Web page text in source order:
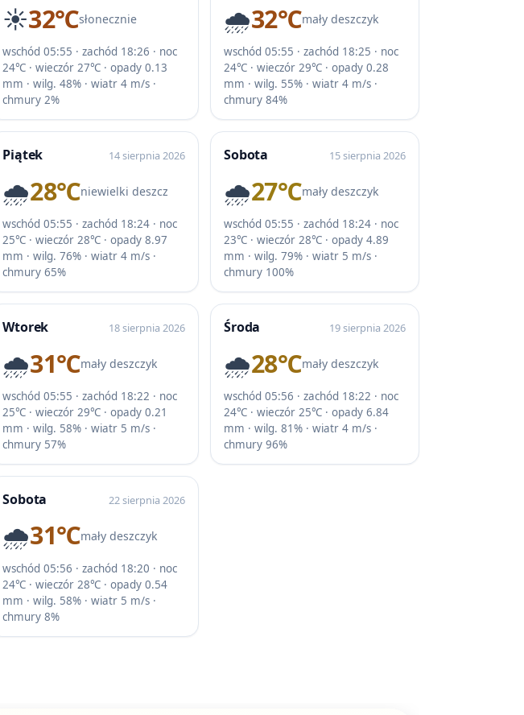
☀️32℃słonecznie
wschód 05:55 · zachód 18:26 · noc
24℃ · wieczór 27℃ · opady 0.13
mm · wilg. 48% · wiatr 4 m/s ·
chmury 2%
🌧️32℃mały deszczyk
wschód 05:55 · zachód 18:25 · noc
24℃ · wieczór 29℃ · opady 0.28
mm · wilg. 55% · wiatr 4 m/s ·
chmury 84%
Piątek 14 sierpnia 2026
🌧️28℃niewielki deszcz
wschód 05:55 · zachód 18:24 · noc
25℃ · wieczór 28℃ · opady 8.97
mm · wilg. 76% · wiatr 4 m/s ·
chmury 65%
Sobota 15 sierpnia 2026
🌧️27℃mały deszczyk
wschód 05:55 · zachód 18:24 · noc
23℃ · wieczór 28℃ · opady 4.89
mm · wilg. 79% · wiatr 5 m/s ·
chmury 100%
Wtorek 18 sierpnia 2026
🌧️31℃mały deszczyk
wschód 05:55 · zachód 18:22 · noc
25℃ · wieczór 29℃ · opady 0.21
mm · wilg. 58% · wiatr 5 m/s ·
chmury 57%
Środa 19 sierpnia 2026
🌧️28℃mały deszczyk
wschód 05:56 · zachód 18:22 · noc
24℃ · wieczór 25℃ · opady 6.84
mm · wilg. 81% · wiatr 4 m/s ·
chmury 96%
Sobota 22 sierpnia 2026
🌧️31℃mały deszczyk
wschód 05:56 · zachód 18:20 · noc
24℃ · wieczór 28℃ · opady 0.54
mm · wilg. 58% · wiatr 5 m/s ·
chmury 8%